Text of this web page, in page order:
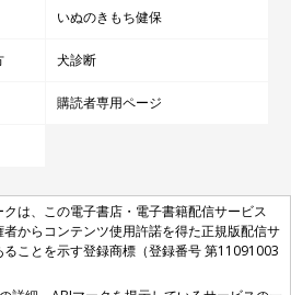
いぬのきもち健保
犬診断
購読者専用ページ
クは、この電子書店・電子書籍配信サービス
者からコンテンツ使用許諾を得た正規版配信サ
ることを示す登録商標（登録番号 第11091003